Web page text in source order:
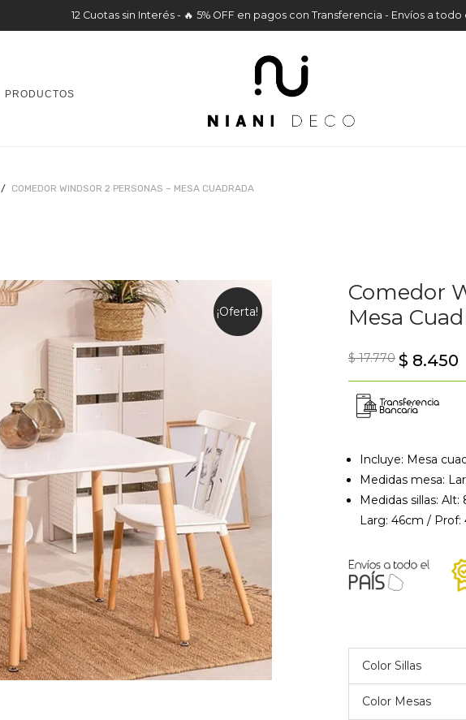
12 Cuotas sin Interés - 🔥 5% OFF en pagos con Transferencia - Envíos a todo
PRODUCTOS
/ COMEDOR WINDSOR 2 PERSONAS – MESA CUADRADA
¡Oferta!
Comedor
Mesa
$17.770 $ 8.450
Incluye: Mesa
Medidas mesa:
Medidas sillas:
Larg: 46cm / Prof:
Color Sillas
Color Mesas